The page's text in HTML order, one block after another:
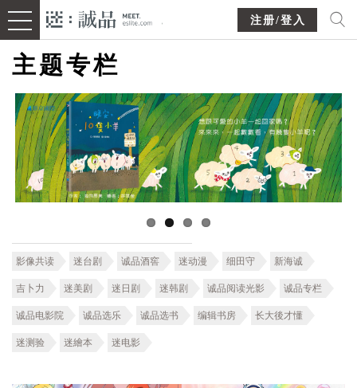
注册/登入
主题专栏
影像共读 迷台剧 诚品酒窖 迷动漫 细田守 新海诚
吉卜力 迷美剧 迷日剧 迷韩剧 诚品阅读光影 诚品专栏
诚品电影院 诚品选乐 诚品选书 编辑书房 长大後才懂
迷测验 迷繪本 迷电影